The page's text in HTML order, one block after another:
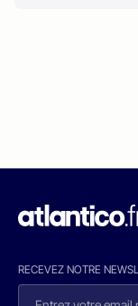
RECEVEZ NOTRE